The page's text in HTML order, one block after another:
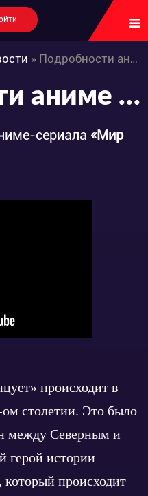
» Подробности аниме «World Is Dancing»
Подробности аниме «World Is Dancing»
сериала «Мир
происходит в
столетии. Это было
между Северным и
истории –
происходит